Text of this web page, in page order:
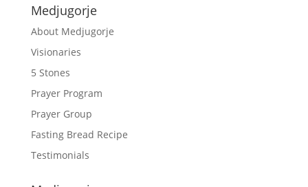
Medjugorje
About Medjugorje
Visionaries
5 Stones
Prayer Program
Prayer Group
Fasting Bread Recipe
Testimonials